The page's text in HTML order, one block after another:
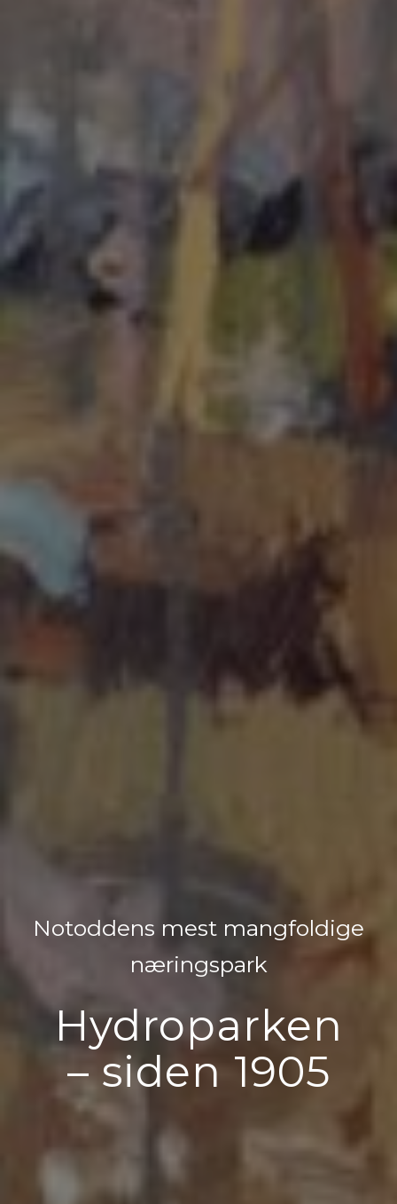
Notoddens mest mangfoldige
næringspark
Hydroparken
– siden 1905